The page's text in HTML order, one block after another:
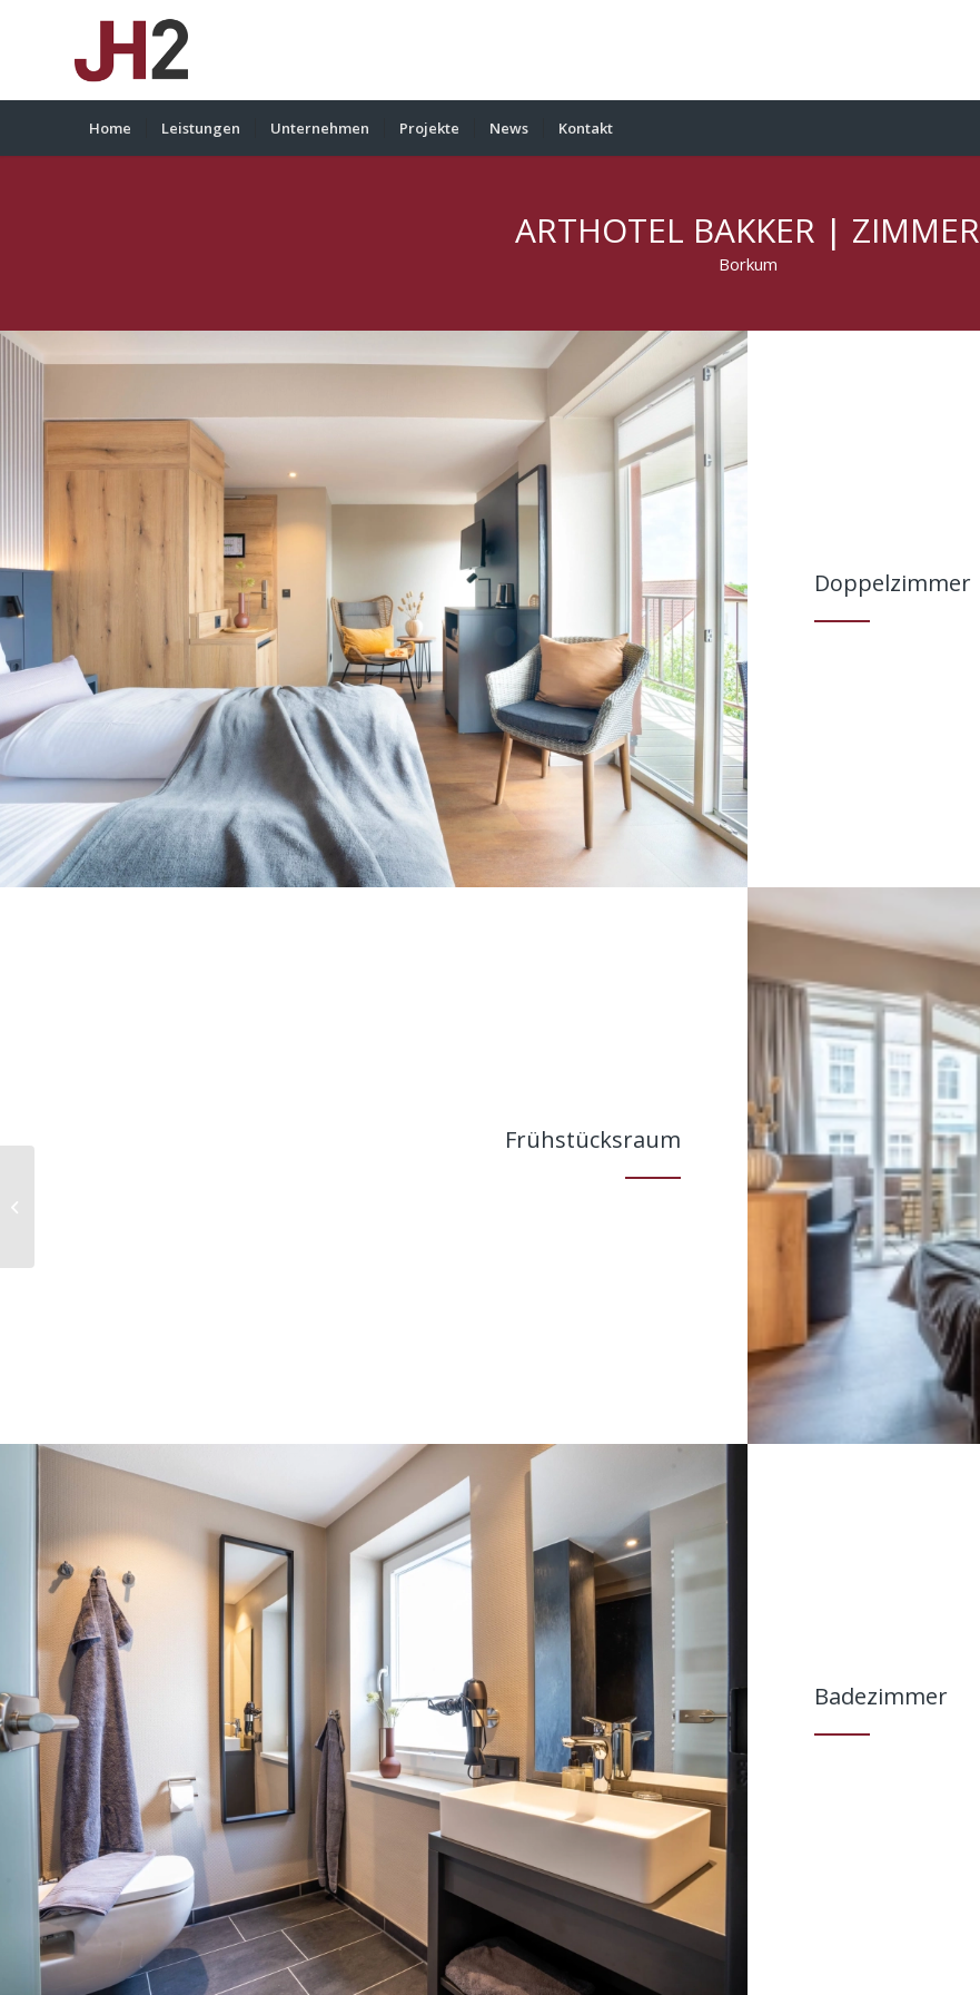
Home Leistungen Unternehmen Projekte News Kontakt
ARTHOTEL BAKKER | ZIMMER
Borkum
Doppelzimmer
Frühstücksraum
Badezimmer